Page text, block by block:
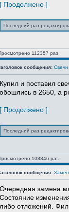
[ Продолжено ]
Последний раз
112357 раз
сообщения: Свечи
Купил и поставил
обошлись в 2650, а
[ Продолжено ]
Последний раз
108846 раз
сообщения:
Очередная замена
Состояние
либо отложений.